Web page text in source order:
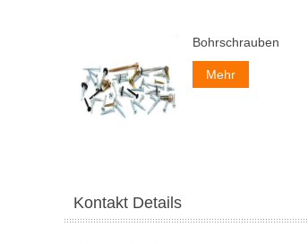
Bohrschrauben
Mehr
Kontakt Details